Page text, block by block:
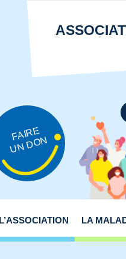
FAIRE
UN DON
L’ASSOCIATION LA